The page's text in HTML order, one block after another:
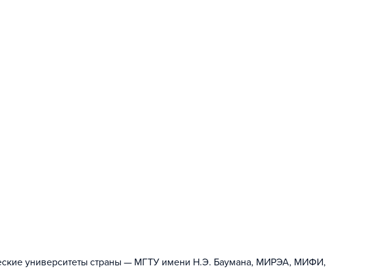
университеты страны — МГТУ имени Н.Э. Баумана, МИРЭА, МИФИ,